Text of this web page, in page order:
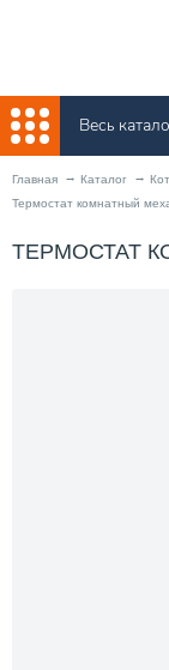
Весь
Главная Каталог
Термостат комнатный
ТЕРМОСТАТ